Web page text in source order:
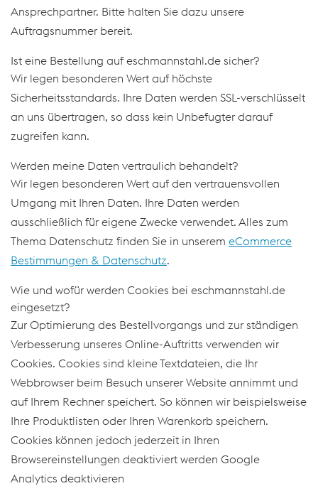
Ansprechpartner. Bitte halten Sie dazu unsere
Auftragsnummer bereit.
Ist eine Bestellung auf eschmannstahl.de sicher?
Wir legen besonderen Wert auf höchste
Sicherheitsstandards. Ihre Daten werden SSL-verschlüsselt
an uns übertragen, so dass kein Unbefugter darauf
zugreifen kann.
Werden meine Daten vertraulich behandelt?
Wir legen besonderen Wert auf den vertrauensvollen
Umgang mit Ihren Daten. Ihre Daten werden
ausschließlich für eigene Zwecke verwendet. Alles zum
Thema Datenschutz finden Sie in unserem eCommerce
Bestimmungen & Datenschutz.
Wie und wofür werden Cookies bei eschmannstahl.de
eingesetzt?
Zur Optimierung des Bestellvorgangs und zur ständigen
Verbesserung unseres Online-Auftritts verwenden wir
Cookies. Cookies sind kleine Textdateien, die Ihr
Webbrowser beim Besuch unserer Website annimmt und
auf Ihrem Rechner speichert. So können wir beispielsweise
Ihre Produktlisten oder Ihren Warenkorb speichern.
Cookies können jedoch jederzeit in Ihren
Browsereinstellungen deaktiviert werden Google
Analytics deaktivieren